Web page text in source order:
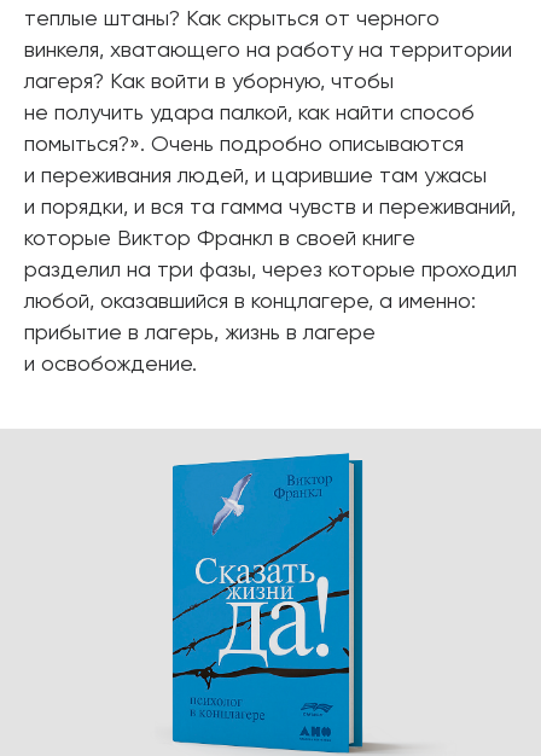
теплые штаны? Как скрыться от черного
винкеля, хватающего на работу на территории
лагеря? Как войти в уборную, чтобы
не получить удара палкой, как найти способ
помыться?». Очень подробно описываются
и переживания людей, и царившие там ужасы
и порядки, и вся та гамма чувств и переживаний,
которые Виктор Франкл в своей книге
разделил на три фазы, через которые проходил
любой, оказавшийся в концлагере, а именно:
прибытие в лагерь, жизнь в лагере
и освобождение.